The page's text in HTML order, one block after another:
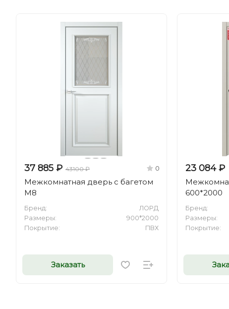
37 885 ₽ 43100 ₽ 0
Межкомнатная дверь с багетом
М8
Бренд:
ЛОРД
Размеры:
900*2000
Покрытие:
ПВХ
Заказать
23 084 ₽
600*2000
Бренд:
Размеры:
Покрытие: